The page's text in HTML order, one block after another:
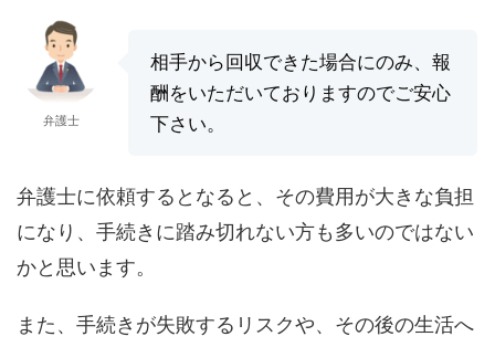
弁護士
相手から回収できた場合にのみ、報
酬をいただいておりますのでご安心
下さい。
弁護士に依頼するとなると、その費用が大きな負担
になり、手続きに踏み切れない方も多いのではない
かと思います。
また、手続きが失敗するリスクや、その後の生活へ